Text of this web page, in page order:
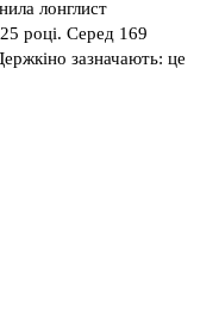
лонглист
Серед 169
зазначають: це